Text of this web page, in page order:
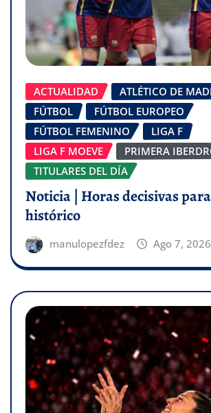
ACTUALIDAD
ATLÉTICO DE
FÚTBOL
FÚTBOL EUROPEO
FÚTBOL FEMENINO
LIGA F
LIGA F MOEVE
PRIMERA
TITULARES DEL DÍA
Noticia | Horas decisivas
histórico
manulopezfdez Ago 7, 2026